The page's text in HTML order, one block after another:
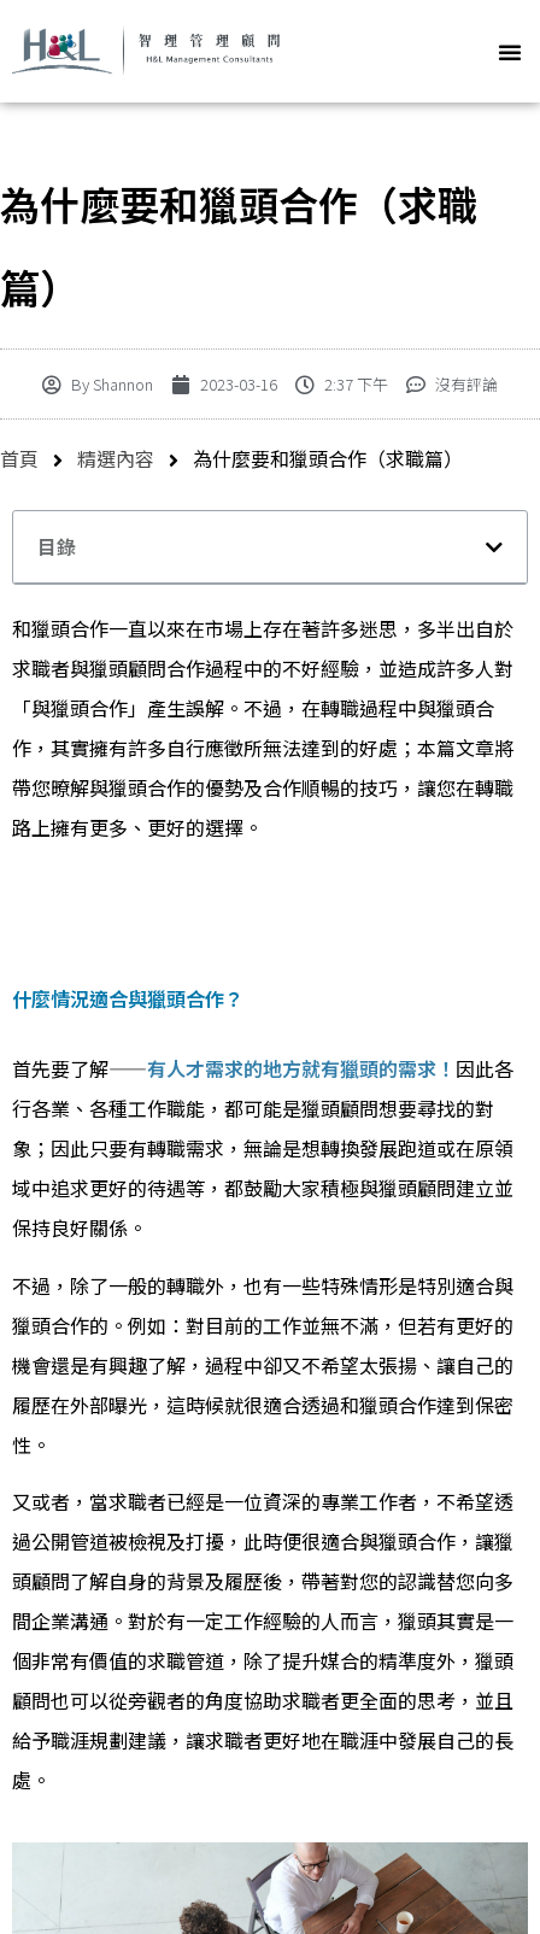
為什麼要和獵頭合作（求職
篇）
By Shannon 2023-03-16 2:37 下午 沒有評論
首頁 精選內容 為什麼要和獵頭合作（求職篇）
目錄
和獵頭合作一直以來在市場上存在著許多迷思，多半出自於
求職者與獵頭顧問合作過程中的不好經驗，並造成許多人對
「與獵頭合作」產生誤解。不過，在轉職過程中與獵頭合
作，其實擁有許多自行應徵所無法達到的好處；本篇文章將
帶您暸解與獵頭合作的優勢及合作順暢的技巧，讓您在轉職
路上擁有更多、更好的選擇。
什麼情況適合與獵頭合作？
首先要了解——有人才需求的地方就有獵頭的需求！ 因此各
行各業、各種工作職能，都可能是獵頭顧問想要尋找的對
象；因此只要有轉職需求，無論是想轉換發展跑道或在原領
域中追求更好的待遇等，都鼓勵大家積極與獵頭顧問建立並
保持良好關係。
不過，除了一般的轉職外，也有一些特殊情形是特別適合與
獵頭合作的。例如：對目前的工作並無不滿，但若有更好的
機會還是有興趣了解，過程中卻又不希望太張揚、讓自己的
履歷在外部曝光，這時候就很適合透過和獵頭合作達到保密
性。
又或者，當求職者已經是一位資深的專業工作者，不希望透
過公開管道被檢視及打擾，此時便很適合與獵頭合作，讓獵
頭顧問了解自身的背景及履歷後，帶著對您的認識替您向多
間企業溝通。對於有一定工作經驗的人而言，獵頭其實是一
個非常有價值的求職管道，除了提升媒合的精準度外，獵頭
顧問也可以從旁觀者的角度協助求職者更全面的思考，並且
給予職涯規劃建議，讓求職者更好地在職涯中發展自己的長
處。